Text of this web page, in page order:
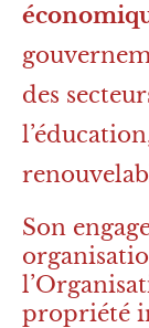
des
Son
propriété